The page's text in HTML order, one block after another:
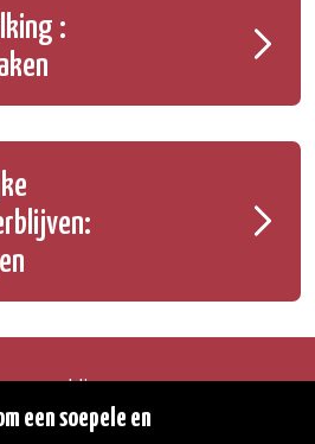
:
vermeldingen
een soepele en